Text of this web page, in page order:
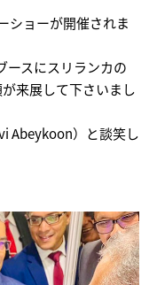
ショーが開催されま
ースにスリランカの
来展して下さいまし
Abeykoon）と談笑し